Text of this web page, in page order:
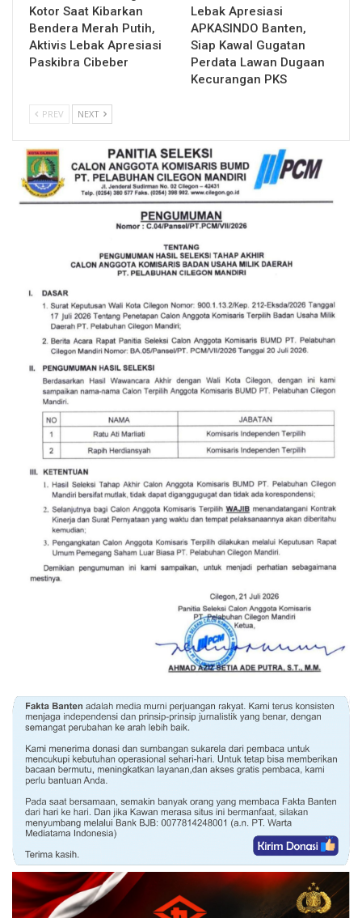
Kotor Saat Kibarkan
Bendera Merah Putih,
Aktivis Lebak Apresiasi
Paskibra Cibeber
Lebak Apresiasi
APKASINDO Banten,
Siap Kawal Gugatan
Perdata Lawan Dugaan
Kecurangan PKS
PREV NEXT